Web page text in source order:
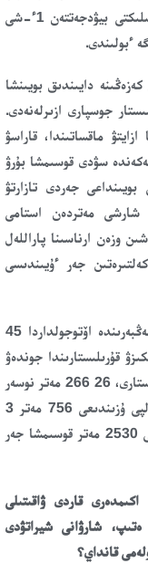
ىسكە اسىرۋ ءۇشىن 2023 جىلعا ارنالعان جەرگىلىكتى بيۋدجەتتەن 1ء-شى
دايىندىق بويىنشا
جوسپارى ازىرلەنەدى.
ازايتۋ ماقساتىندا، قاراسۋ
سۋدى قوسىمشا بۇرۋ
بويىنداعى جەردى تازارتۋ
جۇمىستارى جۇرگىزىلدى. جەر بەتىنىڭ 5400 شارشى مەتردەن استامى
وزەن ارناسىنا پاراللەل
جەر ءۇيىندىسى
سونداي-اق، 2022 جىلى بەكىتىلگەن جوسپار شەڭبەرىندە اۆتوجولداردا 45
قۇرىلىستارى ورناتىلىپ، 3 سۋ وتكىزۋ قۇرىلىستارىندا جوندەۋ
جۇمىستارى جۇرگىزىلدى؛ 2055 سۋ وتكىزۋ قۇرىلىستارى، 26 266 مەتر نوسەر
كارىزى، 855 سۋ بۇرۋ كانالدارى تازارتىلدى؛ جالپى ۇزىندىعى 756 مەتر 3
بوگەتتە نىعايتۋ جۇمىستارى جۇرگىزىلدى؛ ۇزىندىعى 2530 مەتر قوسىمشا جەر
قاردى ۋاقىتىلى
ەتىپ، شارۋانى شيراتۋدى
قانداي؟